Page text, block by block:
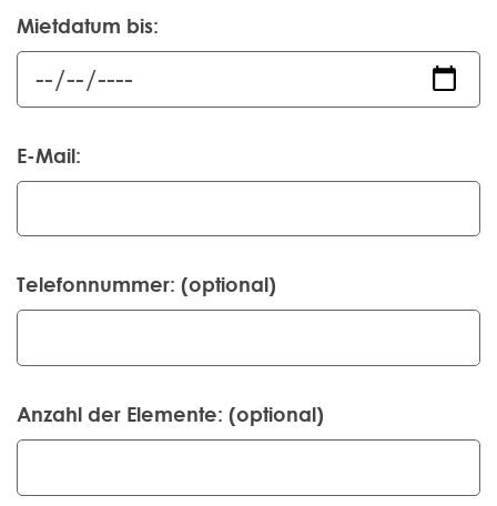
Mietdatum bis:
E-Mail:
Telefonnummer: (optional)
Anzahl der Elemente: (optional)